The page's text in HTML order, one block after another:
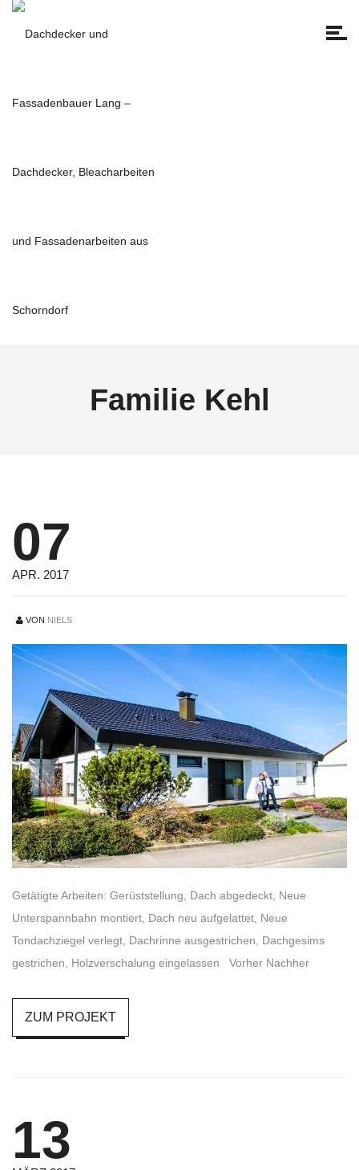
Familie Kehl
07
APR. 2017
VON NIELS
Getätigte Arbeiten: Gerüststellung, Dach abgedeckt, Neue
Unterspannbahn montiert, Dach neu aufgelattet, Neue
Tondachziegel verlegt, Dachrinne ausgestrichen, Dachgesims
gestrichen, Holzverschalung eingelassen Vorher Nachher
ZUM PROJEKT
13